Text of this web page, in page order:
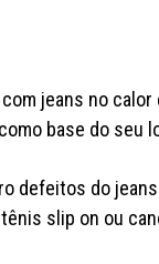
jeans no
base do seu
defeitos do
slip on ou